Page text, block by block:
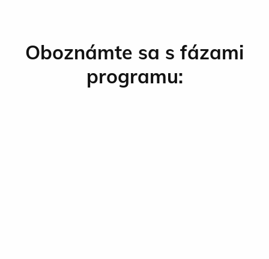
Oboznámte sa s fázami
programu: